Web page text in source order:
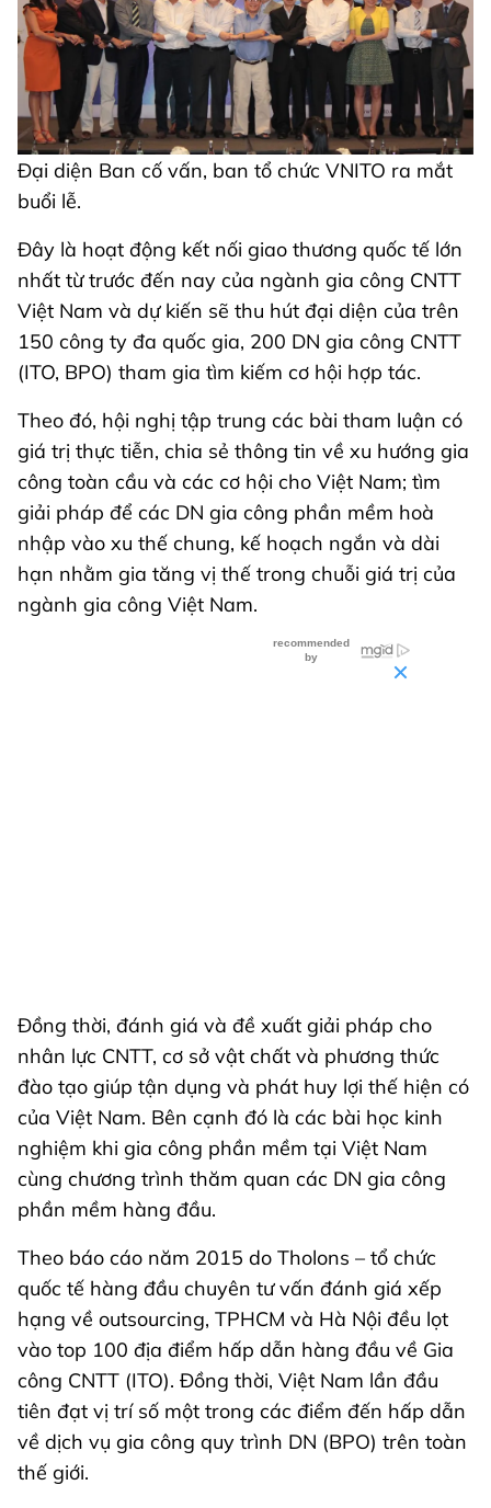
Đại diện Ban cố vấn, ban tổ chức VNITO ra mắt
buổi lễ.
Đây là hoạt động kết nối giao thương quốc tế lớn
nhất từ trước đến nay của ngành gia công CNTT
Việt Nam và dự kiến sẽ thu hút đại diện của trên
150 công ty đa quốc gia, 200 DN gia công CNTT
(ITO, BPO) tham gia tìm kiếm cơ hội hợp tác.
Theo đó, hội nghị tập trung các bài tham luận có
giá trị thực tiễn, chia sẻ thông tin về xu hướng gia
công toàn cầu và các cơ hội cho Việt Nam; tìm
giải pháp để các DN gia công phần mềm hoà
nhập vào xu thế chung, kế hoạch ngắn và dài
hạn nhằm gia tăng vị thế trong chuỗi giá trị của
ngành gia công Việt Nam.
Đồng thời, đánh giá và đề xuất giải pháp cho
nhân lực CNTT, cơ sở vật chất và phương thức
đào tạo giúp tận dụng và phát huy lợi thế hiện có
của Việt Nam. Bên cạnh đó là các bài học kinh
nghiệm khi gia công phần mềm tại Việt Nam
cùng chương trình thăm quan các DN gia công
phần mềm hàng đầu.
Theo báo cáo năm 2015 do Tholons – tổ chức
quốc tế hàng đầu chuyên tư vấn đánh giá xếp
hạng về outsourcing, TPHCM và Hà Nội đều lọt
vào top 100 địa điểm hấp dẫn hàng đầu về Gia
công CNTT (ITO). Đồng thời, Việt Nam lần đầu
tiên đạt vị trí số một trong các điểm đến hấp dẫn
về dịch vụ gia công quy trình DN (BPO) trên toàn
thế giới.